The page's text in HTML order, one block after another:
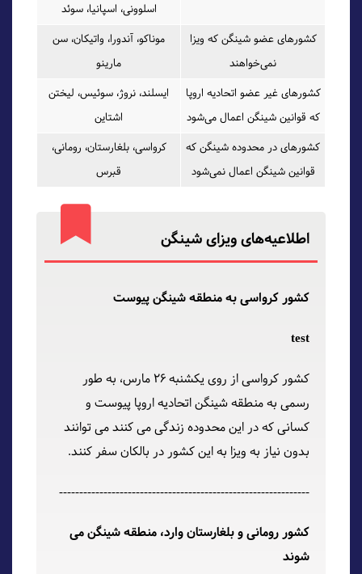
اسلوونی، اسپانیا، سوئد
کشورهای عضو شینگن که ویزا
نمی‌خواهند
موناکو، آندورا، واتیکان، سن
مارینو
کشورهای غیر عضو اتحادیه اروپا
که قوانین شینگن اعمال می‌شود
ایسلند، نروژ، سوئیس، لیختن
اشتاین
کشورهای در محدوده شینگن که
قوانین شینگن اعمال نمی‌شود
کرواسی، بلغارستان، رومانی،
قبرس
اطلاعیه‌های ویزای شینگن
کشور کرواسی به منطقه شینگن پیوست
test
کشور کرواسی از روی یکشنبه 26 مارس، به طور
رسمی به منطقه شینگن اتحادیه اروپا پیوست و
کسانی که در این محدوده زندگی می کنند می توانند
بدون نیاز به ویزا به این کشور در بالکان سفر کنند.
--------------------------------------------------------------
کشور رومانی و بلغارستان وارد، منطقه شینگن می
شوند